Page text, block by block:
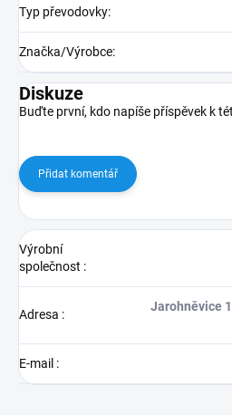
Typ převodovky:
Značka/Výrobce:
Diskuze
Buďte první, kdo napíše příspěvek k
Přidat komentář
Výrobní
společnost :
Adresa :
Jarohněvice
E-mail :